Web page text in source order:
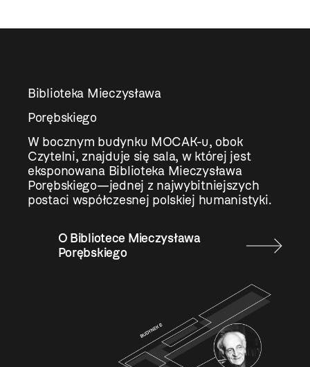
Biblioteka Mieczysława
Porębskiego
W bocznym budynku MOCAK-u, obok
Czytelni, znajduje się sala, w której jest
eksponowana Biblioteka Mieczysława
Porębskiego—jednej z najwybitniejszych
postaci współczesnej polskiej humanistyki.
O Bibliotece Mieczysława
Porębskiego